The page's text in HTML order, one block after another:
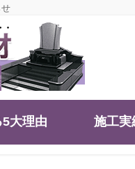
大理由 施工実